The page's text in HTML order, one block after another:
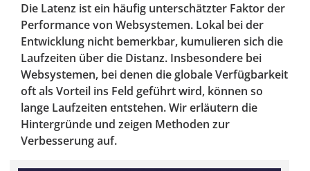
Die Latenz ist ein häufig unterschätzter Faktor der
Performance von Websystemen. Lokal bei der
Entwicklung nicht bemerkbar, kumulieren sich die
Laufzeiten über die Distanz. Insbesondere bei
Websystemen, bei denen die globale Verfügbarkeit
oft als Vorteil ins Feld geführt wird, können so
lange Laufzeiten entstehen. Wir erläutern die
Hintergründe und zeigen Methoden zur
Verbesserung auf.